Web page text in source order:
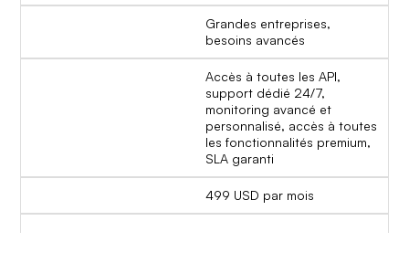
Grandes entreprises,
besoins avancés
Accès à toutes les API,
support dédié 24/7,
monitoring avancé et
personnalisé, accès à toutes
les fonctionnalités premium,
SLA garanti
499 USD par mois